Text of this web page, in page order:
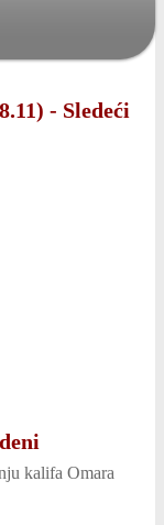
- Sledeći
kalifa Omara